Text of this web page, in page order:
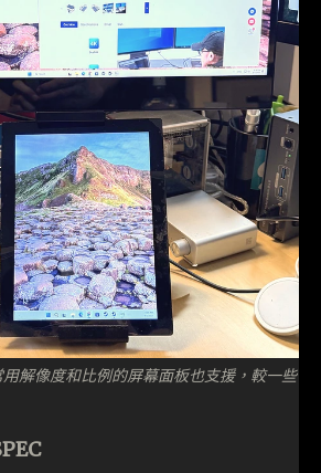
解像度和比例的屏幕面板也支援，較一些